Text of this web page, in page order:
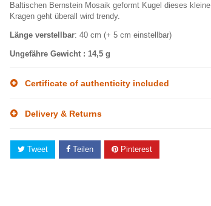
Baltischen Bernstein Mosaik geformt Kugel dieses kleine
Kragen geht überall wird trendy.
Länge verstellbar: 40 cm (+ 5 cm einstellbar)
Ungefähre Gewicht : 14,5 g
Certificate of authenticity included
Delivery & Returns
Tweet Teilen Pinterest